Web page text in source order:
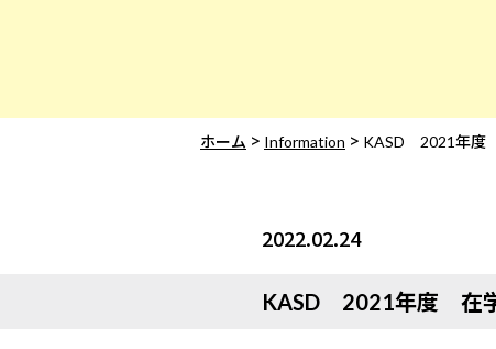
ホーム > Information > KASD 2021年度
2022.02.24
KASD 2021年度 在